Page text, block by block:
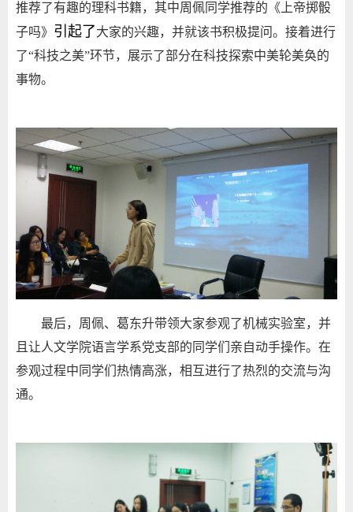
推荐了有趣的理科书籍，其中周佩同学推荐的《上帝掷骰
子吗》 引起了大家的兴趣，并就该书积极提问。接着进行
了“科技之美”环节，展示了部分在科技探索中美轮美奂的
事物。
最后，周佩、葛东升带领大家参观了机械实验室，并
且让人文学院语言学系党支部的同学们亲自动手操作。在
参观过程中同学们热情高涨，相互进行了热烈的交流与沟
通。